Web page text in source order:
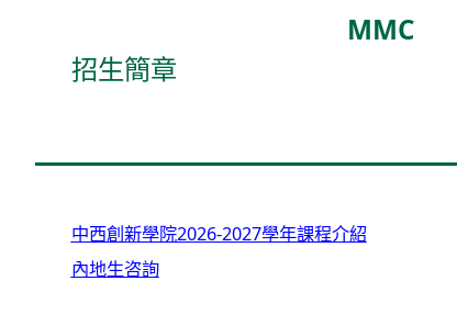
MMC
招生簡章
中西創新學院2026-2027學年課程介紹
內地生咨詢